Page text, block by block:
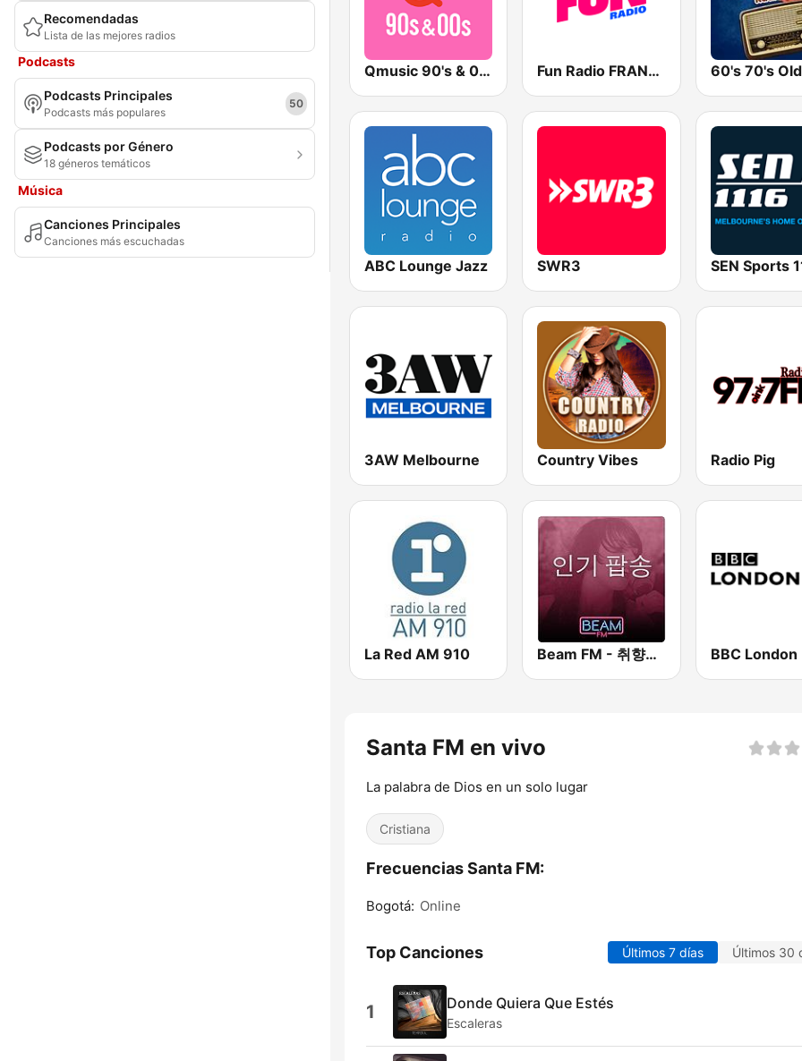
Recomendadas
Lista de las mejores radios
Podcasts
Podcasts Principales
Podcasts más populares
50
Podcasts por Género
18 géneros temáticos
Música
Canciones Principales
Canciones más escuchadas
Qmusic 90's & 00's Fun Radio FRANCE 60's 70's
ABC Lounge Jazz SWR3
3AW Melbourne Country Vibes Radio Pig
La Red AM 910 Beam FM - 취향저격 감각 팝송 BBC London
Santa FM en vivo
La palabra de Dios en un solo lugar
Cristiana
Frecuencias Santa FM:
Bogotá: Online
Top Canciones Últimos 7 días Últimos 30
1 Donde Quiera Que Estés
Escaleras